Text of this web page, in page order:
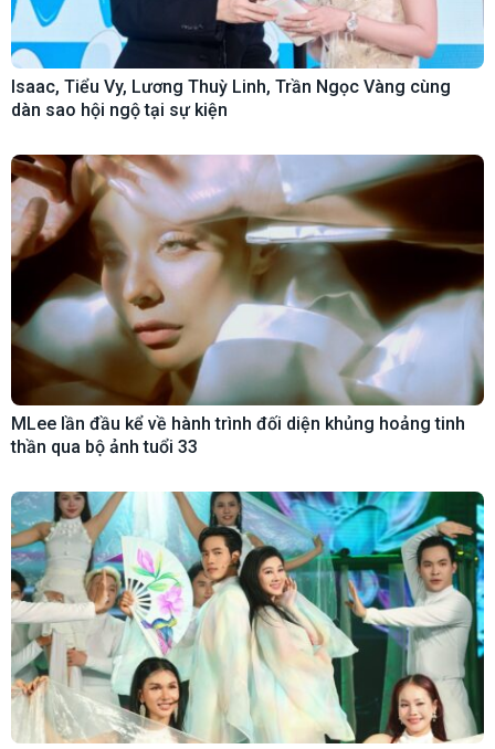
Isaac, Tiểu Vy, Lương Thuỳ Linh, Trần Ngọc Vàng cùng
dàn sao hội ngộ tại sự kiện
MLee lần đầu kể về hành trình đối diện khủng hoảng tinh
thần qua bộ ảnh tuổi 33